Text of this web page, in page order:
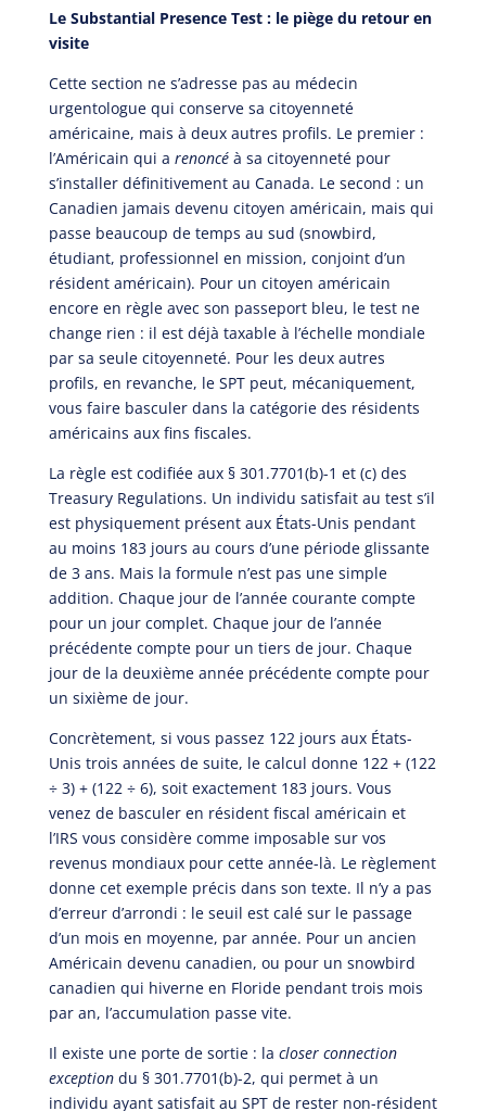
Le Substantial Presence Test : le piège du retour en
visite
Cette section ne s’adresse pas au médecin
urgentologue qui conserve sa citoyenneté
américaine, mais à deux autres profils. Le premier :
l’Américain qui a renoncéà sa citoyenneté pour
s’installer définitivement au Canada. Le second : un
Canadien jamais devenu citoyen américain, mais qui
passe beaucoup de temps au sud (snowbird,
étudiant, professionnel en mission, conjoint d’un
résident américain). Pour un citoyen américain
encore en règle avec son passeport bleu, le test ne
change rien : il est déjà taxable à l’échelle mondiale
par sa seule citoyenneté. Pour les deux autres
profils, en revanche, le SPT peut, mécaniquement,
vous faire basculer dans la catégorie des résidents
américains aux fins fiscales.
La règle est codifiée aux § 301.7701(b)-1 et (c) des
Treasury Regulations. Un individu satisfait au test s’il
est physiquement présent aux États-Unis pendant
au moins 183 jours au cours d’une période glissante
de 3 ans. Mais la formule n’est pas une simple
addition. Chaque jour de l’année courante compte
pour un jour complet. Chaque jour de l’année
précédente compte pour un tiers de jour. Chaque
jour de la deuxième année précédente compte pour
un sixième de jour.
Concrètement, si vous passez 122 jours aux États-
Unis trois années de suite, le calcul donne 122 + (122
÷ 3) + (122 ÷ 6), soit exactement 183 jours. Vous
venez de basculer en résident fiscal américain et
l’IRS vous considère comme imposable sur vos
revenus mondiaux pour cette année-là. Le règlement
donne cet exemple précis dans son texte. Il n’y a pas
d’erreur d’arrondi : le seuil est calé sur le passage
d’un mois en moyenne, par année. Pour un ancien
Américain devenu canadien, ou pour un snowbird
canadien qui hiverne en Floride pendant trois mois
par an, l’accumulation passe vite.
Il existe une porte de sortie : la closer connection
exceptiondu § 301.7701(b)-2, qui permet à un
individu ayant satisfait au SPT de rester non-résident